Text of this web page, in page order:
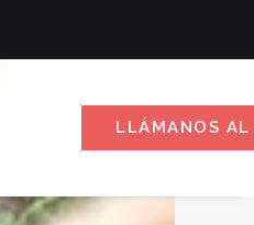
LLÁMANOS